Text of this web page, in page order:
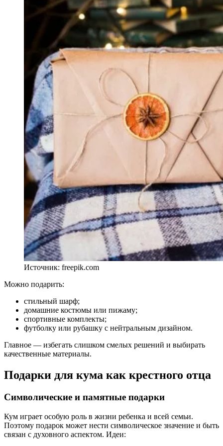
Источник: freepik.com
Можно подарить:
стильный шарф;
домашние костюмы или пижаму;
спортивные комплекты;
футболку или рубашку с нейтральным дизайном.
Главное — избегать слишком смелых решений и выбирать
качественные материалы.
Подарки для кума как крестного отца
Символические и памятные подарки
Кум играет особую роль в жизни ребенка и всей семьи.
Поэтому подарок может нести символическое значение и быть
связан с духовного аспектом. Идеи: